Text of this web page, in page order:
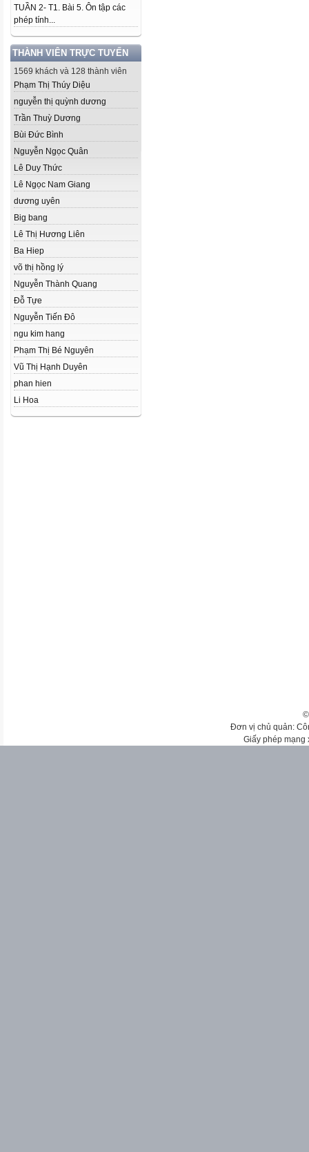
TUẦN 2- T1. Bài 5. Ôn tập các
phép tính...
THÀNH VIÊN TRỰC TUYẾN
1569 khách và 128 thành viên
Phạm Thị Thúy Diệu
nguyễn thị quỳnh dương
Trần Thuỳ Dương
Bùi Đức Bình
Nguyễn Ngọc Quân
Lê Duy Thức
Lê Ngọc Nam Giang
dương uyên
Big bang
Lê Thị Hương Liên
Ba Hiep
võ thị hồng lý
Nguyễn Thành Quang
Đỗ Tựe
Nguyễn Tiến Đô
ngu kim hang
Phạm Thị Bé Nguyên
Vũ Thị Hạnh Duyên
phan hien
Li Hoa
Đơn vị chủ quản:
Giấy phép mạng